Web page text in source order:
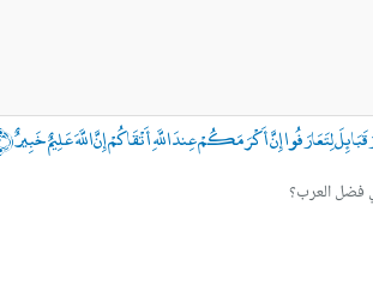
لِتَعَارَفُوا إِنَّ أَكْرَمَكُمْ عِندَ اللَّهِ أَتْقَاكُمْ إِنَّ اللَّهَ عَلِيمٌ خَبِيرٌ ﴿١٣﴾
فضل العرب؟